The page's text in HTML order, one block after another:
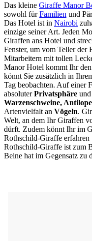
Das kleine Giraffe Manor
sowohl fürFamilien und
Das Hotel ist in Nairobi
einzige seiner Art. Jeden
Giraffen ans Hotel und
Fenster, um vom Teller der
Mitarbeitern mit tollen
Manor Hotel kommt Ihr
könnt Sie zusätzlich in
Tag beobachten. Auf einer
absoluterPrivatsphäre
Warzenschweine,
Artenvielfalt an Vögeln.
Welt, an dem Ihr Giraffen
dürft. Zudem könnt Ihr im
Rothschild-Giraffe
Rothschild-Giraffe ist zum
Beine hat im Gegensatz zu